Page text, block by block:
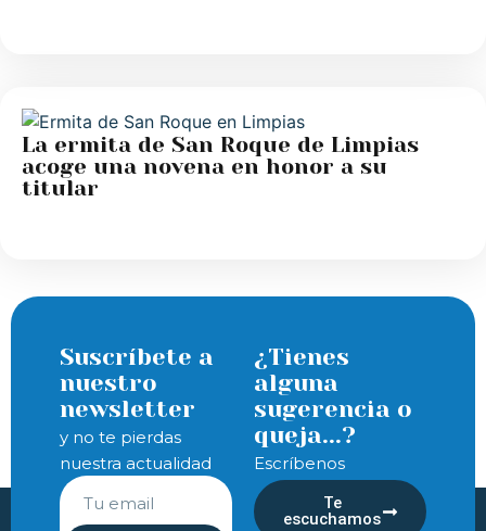
La ermita de San Roque de Limpias
acoge una novena en honor a su
titular
Suscríbete a
nuestro
newsletter
y no te pierdas
nuestra actualidad
¿Tienes
alguna
sugerencia o
queja...?
Escríbenos
Te
escuchamos